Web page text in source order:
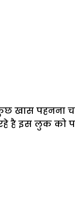
खास पहनना
है इस लुक को